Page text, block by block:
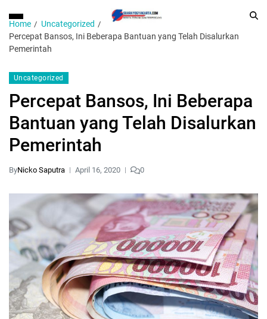
Home
Uncategorized
Percepat Bansos, Ini Beberapa Bantuan yang Telah Disalurkan
Pemerintah
Uncategorized
Percepat Bansos, Ini Beberapa
Bantuan yang Telah Disalurkan
Pemerintah
ByNicko Saputra April 16, 2020 0